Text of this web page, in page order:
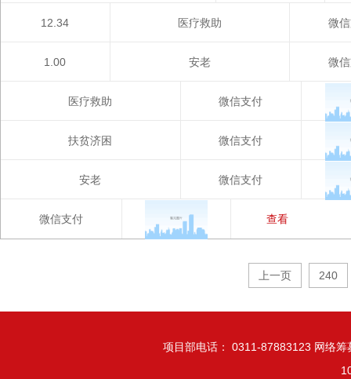
12.34 医疗救助 微
1.00 安老 微
医疗救助 微信支付
扶贫济困 微信支付
安老 微信支付
微信支付 查看
上一页 240
项目部电话： 0311-87883123 网络